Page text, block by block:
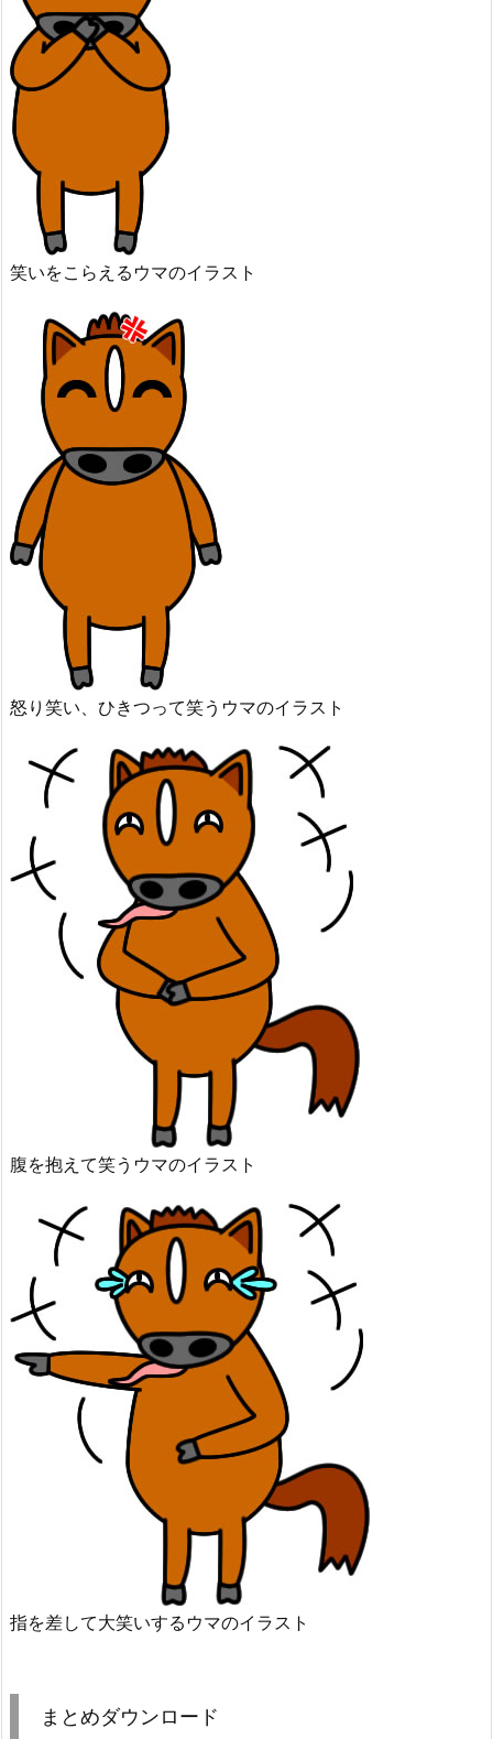
笑いをこらえるウマのイラスト
怒り笑い、ひきつって笑うウマのイラスト
腹を抱えて笑うウマのイラスト
指を差して大笑いするウマのイラスト
まとめダウンロード